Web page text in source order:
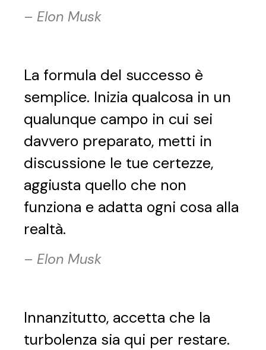
– Elon Musk
La formula del successo è
semplice. Inizia qualcosa in un
qualunque campo in cui sei
davvero preparato, metti in
discussione le tue certezze,
aggiusta quello che non
funziona e adatta ogni cosa alla
realtà.
– Elon Musk
Innanzitutto, accetta che la
turbolenza sia qui per restare.